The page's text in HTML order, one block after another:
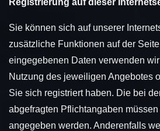
Registrierung auf dieser
Sie können sich auf unserer
zusätzliche Funktionen auf der
eingegebenen Daten verwenden
Nutzung des jeweiligen Angebotes
Sie sich registriert haben. Die bei
abgefragten Pflichtangaben
angegeben werden. Anderenfalls